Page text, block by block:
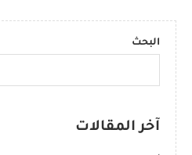
البحث
آخر المقالات